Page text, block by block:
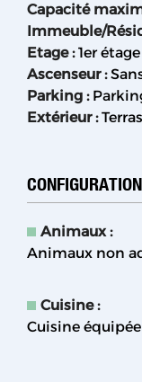
Capacité
Immeuble/
Etage: 1er étage
Ascenseur:
Parking :
Extérieur:
Animaux:
Animaux non
Cuisine:
Cuisine